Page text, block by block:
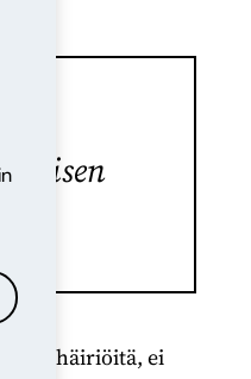
häiriöitä, ei